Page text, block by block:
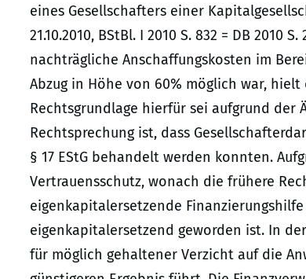
eines Gesellschafters einer
21.10.2010, BStBl. I 2010 S. 832 = DB
nachträgliche Anschaffungskosten im
Abzug in Höhe von 60% möglich war,
Rechtsgrundlage hierfür sei aufgrund der
Rechtsprechung ist, dass
§ 17 EStG behandelt werden konnten.
Vertrauensschutz, wonach die frühere
eigenkapitalersetzende
eigenkapitalersetzend geworden ist. In
für möglich gehaltener Verzicht auf die